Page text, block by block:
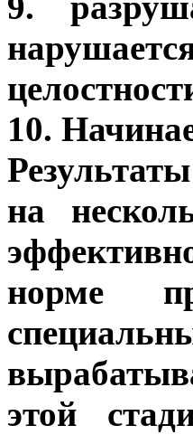
10.
на
норме
этой